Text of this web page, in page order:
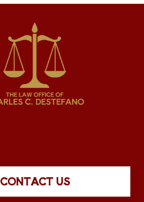
CONTACT US